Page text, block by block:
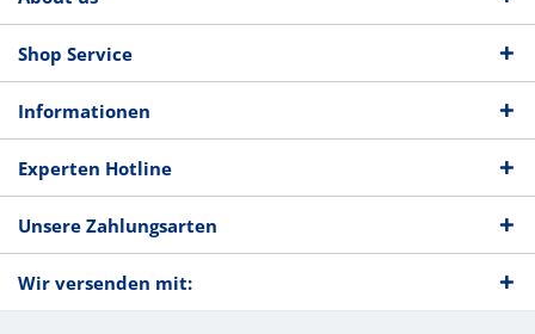
Shop Service
Informationen
Experten Hotline
Unsere Zahlungsarten
Wir versenden mit: